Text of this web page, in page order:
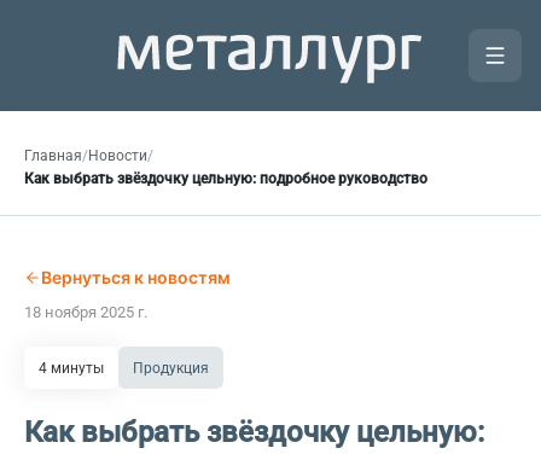
Главная/Новости/
Как выбрать звёздочку цельную: подробное руководство
Вернуться к новостям
18 ноября 2025 г.
4 минуты Продукция
Как выбрать звёздочку цельную: